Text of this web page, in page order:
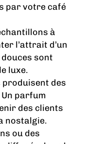
par votre café
à
l’attrait d’un
sont
luxe.
des
parfum
des clients
nostalgie.
ou des